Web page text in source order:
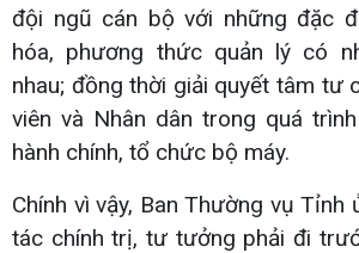
đội ngũ cán bộ với những đặc
hóa, phương thức quản lý có
nhau; đồng thời giải quyết tâm tư
viên và Nhân dân trong quá
hành chính, tổ chức bộ máy.
Chính vì vậy, Ban Thường vụ Tỉnh
tác chính trị, tư tưởng phải đi